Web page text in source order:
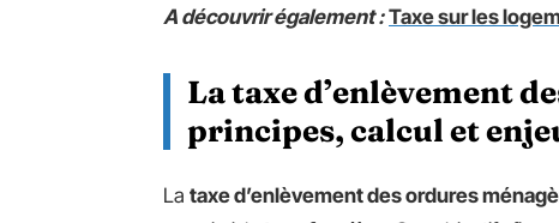
A découvrir également : Taxe sur les
La taxe d’enlèvement
principes, calcul et
La taxe d’enlèvement des ordures